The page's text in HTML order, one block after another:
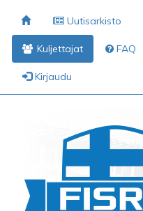
Uutisarkisto
Kuljettajat FAQ
Kirjaudu